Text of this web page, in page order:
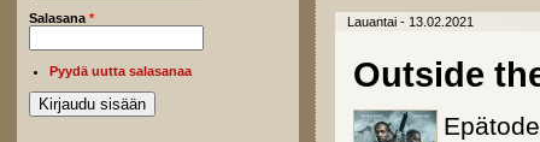
Salasana *
Pyydä uutta salasanaa
Lauantai - 13.02.2021
Outside